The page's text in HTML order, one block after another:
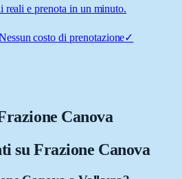
reali e prenota in un minuto.
costo di prenotazione✓
Canova
su Frazione Canova